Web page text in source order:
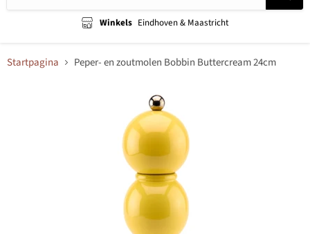
Winkels Eindhoven & Maastricht
Startpagina Peper- en zoutmolen Bobbin Buttercream 24cm